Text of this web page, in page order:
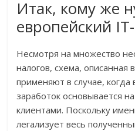
Итак, кому же
европейский
Несмотря на множество
налогов, схема,
применяют в случае, когда
заработок основывается
клиентами. Поскольку
легализует весь